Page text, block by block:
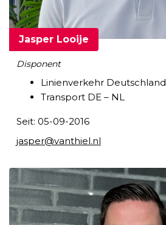
Jasper Looije
Disponent
Linienverkehr Deutschland
Transport DE – NL
Seit: 05-09-2016
jasper@vanthiel.nl